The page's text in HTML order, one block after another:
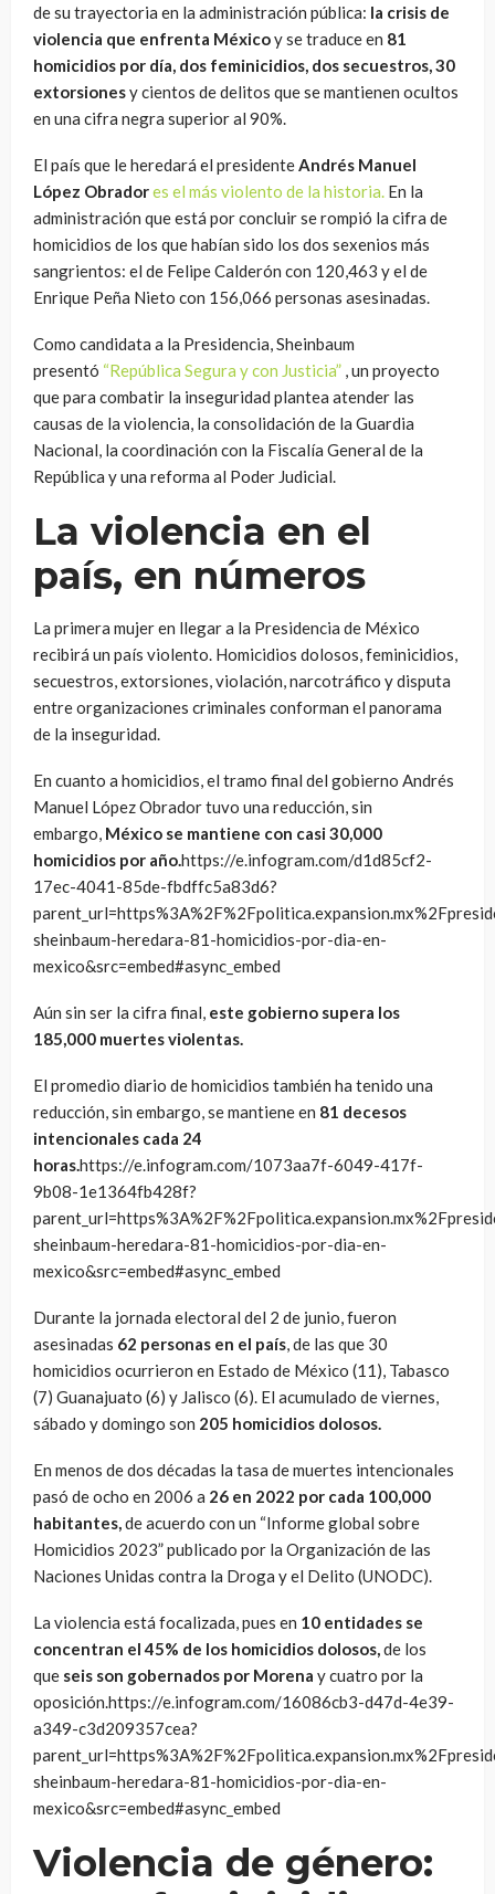
de su trayectoria en la administración pública: la crisis de
violencia que enfrenta Méxicoy se traduce en 81
homicidios por día, dos feminicidios, dos secuestros, 30
extorsionesy cientos de delitos que se mantienen ocultos
en una cifra negra superior al 90%.
El país que le heredará el presidenteAndrés Manuel
López Obradores el más violento de la historia. En la
administración que está por concluir se rompió la cifra de
homicidios de los que habían sido los dos sexenios más
sangrientos: el de Felipe Calderón con 120,463 y el de
Enrique Peña Nieto con 156,066 personas asesinadas.
Como candidata a la Presidencia, Sheinbaum
presentó “República Segura y con Justicia” , un proyecto
que para combatir la inseguridad plantea atender las
causas de la violencia, la consolidación de la Guardia
Nacional, la coordinación con la Fiscalía General de la
República y una reforma al Poder Judicial.
La violencia en el
país, en números
La primera mujer en llegar a la Presidencia de México
recibirá un país violento. Homicidios dolosos, feminicidios,
secuestros, extorsiones, violación, narcotráfico y disputa
entre organizaciones criminales conforman el panorama
de la inseguridad.
En cuanto a homicidios, el tramo final del gobierno Andrés
Manuel López Obrador tuvo una reducción, sin
embargo, México se mantiene con casi 30,000
homicidios por año.https://e.infogram.com/d1d85cf2-
17ec-4041-85de-fbdffc5a83d6?
sheinbaum-heredara-81-homicidios-por-dia-en-
mexico&src=embed#async_embed
Aún sin ser la cifra final, este gobierno supera los
185,000 muertes violentas.
El promedio diario de homicidios también ha tenido una
reducción, sin embargo, se mantiene en 81 decesos
intencionales cada 24
horas.https://e.infogram.com/1073aa7f-6049-417f-
9b08-1e1364fb428f?
sheinbaum-heredara-81-homicidios-por-dia-en-
mexico&src=embed#async_embed
Durante la jornada electoral del 2 de junio, fueron
asesinadas 62 personas en el país, de las que 30
homicidios ocurrieron en Estado de México (11), Tabasco
(7) Guanajuato (6) y Jalisco (6). El acumulado de viernes,
sábado y domingo son 205 homicidios dolosos.
En menos de dos décadas la tasa de muertes intencionales
pasó de ocho en 2006 a 26 en 2022 por cada 100,000
habitantes,de acuerdo con un “Informe global sobre
Homicidios 2023” publicado por la Organización de las
Naciones Unidas contra la Droga y el Delito (UNODC).
La violencia está focalizada, pues en 10 entidades se
concentran el 45% de los homicidios dolosos,de los
que seis son gobernados por Morena y cuatro por la
oposición.https://e.infogram.com/16086cb3-d47d-4e39-
a349-c3d209357cea?
sheinbaum-heredara-81-homicidios-por-dia-en-
mexico&src=embed#async_embed
Violencia de género: